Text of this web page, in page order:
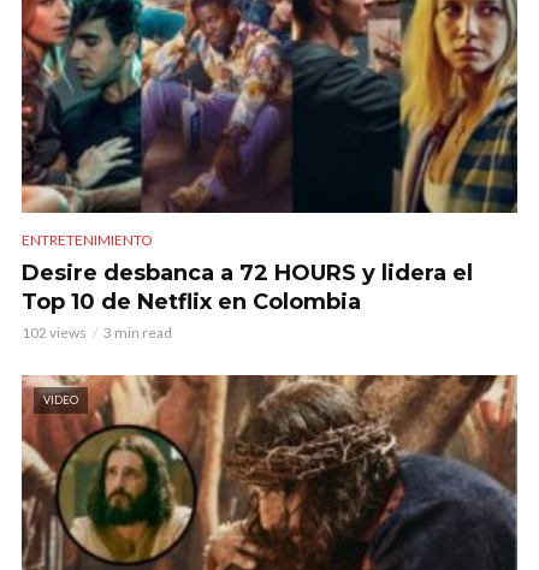
ENTRETENIMIENTO
Desire desbanca a 72 HOURS y lidera el
Top 10 de Netflix en Colombia
102 views 3 min read
VIDEO